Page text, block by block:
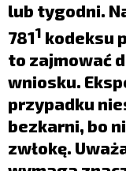
lub tygodni.
7811 kodeksu
to zajmować
wniosku.
przypadku
bezkarni, bo
zwłokę.